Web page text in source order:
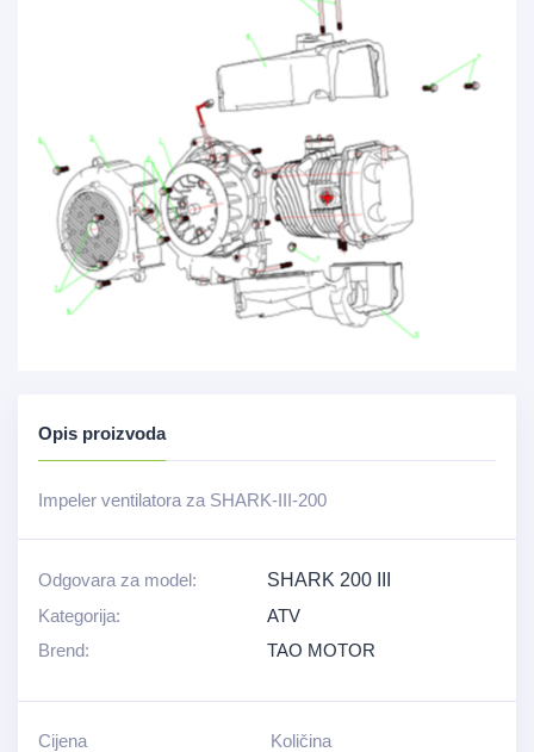
Opis proizvoda
Impeler ventilatora za SHARK-III-200
Odgovara za model:
SHARK 200 III
Kategorija:
ATV
Brend:
TAO MOTOR
Cijena Količina